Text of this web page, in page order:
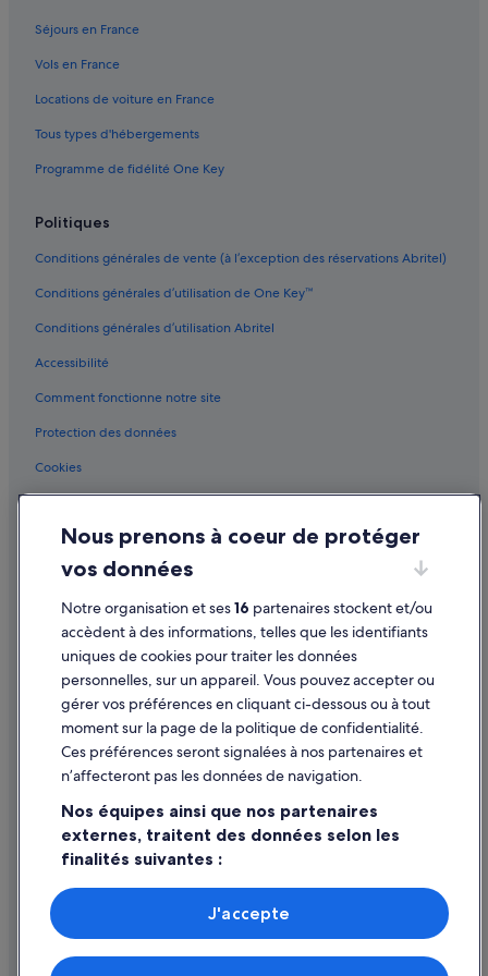
Champagne : Cabanes dans les arbres
Champagne Champion Denis : hôtels à proximité
Champagne : Châteaux
Champagne : Maison d’hôtes
Champagne : hôtels Hôtels acceptant les animaux de
Champagne : hôtels Hôtels avec bar
Champagne : hôtels Hôtels avec piscine
Champagne : hôtels Hôtels d’affaires
Champagne : hôtels Hôtels dans un domaine viticole
Champagne Launois : hôtels à proximité
Champagne : Maisons de ville
Champagne : Résidences de vacances
Champagne Vallois Ferat : hôtels à proximité
Épernay - Coteaux et Plaine de Champagne : hôtels
Épernay - Coteaux et Plaine de Champagne : Auberges de
jeunesse
Étoges : Châteaux
Étoges : hôtels Hôtels avec spa
Étoges : hôtels Hôtels d’aventure
Étoges : hôtels
Fère-Champenoise : Agrotourisme
Fère-Champenoise : Chambres d’hôtes
Séjours en France
Vols en France
Locations de voiture en France
Tous types d'hébergements
Programme de fidélité One Key
Politiques
Conditions générales de vente (à l’exception des réservations Abritel)
Conditions générales d’utilisation de One Key™
Conditions générales d’utilisation Abritel
Accessibilité
Comment fonctionne notre site
Protection des données
Cookies
Mentions légales / Nous contacter
Directives de contenu et signalement de contenus
Aide
Assistance
Annuler votre vol
Annuler une réservation d'hôtel ou de location de vacances
Délais de remboursement
Documents de voyage internationaux
Parmi les moyens de paiement acceptés sur expedia.fr figurent :
American Express, Diner’s Club International, Mastercard, Visa, Visa
Electron, CartaSi, Carte Bleue, PayPal et Eurocard.
Nous prenons à coeur de protéger
vos données
Notre organisation et ses16 partenaires stockent et/ou
accèdent à des informations, telles que les identifiants
uniques de cookies pour traiter les données
personnelles, sur un appareil. Vous pouvez accepter ou
gérer vos préférences en cliquant ci-dessous ou à tout
moment sur la page de la politique de confidentialité.
Ces préférences seront signalées à nos partenaires et
n’affecteront pas les données de navigation.
Nos équipes ainsi que nos partenaires
externes, traitent des données selon les
finalités suivantes :
Utiliser des données de géolocalisation précises. Analyser
activement les caractéristiques de l’appareil pour
l’identification. Stocker et/ou accéder à des informations
mesure de performance des publicités et du contenu,
J'accepte